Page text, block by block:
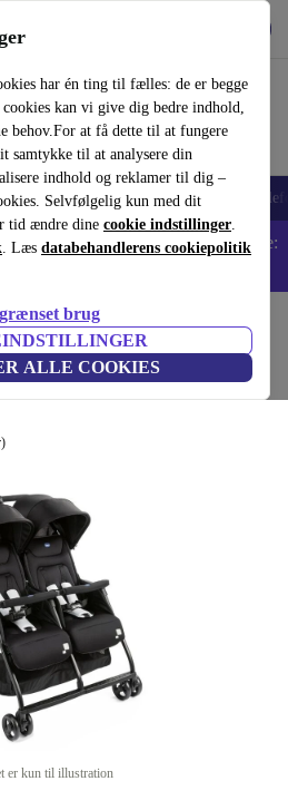
har én ting til fælles: de er begge
cookies kan vi give dig bedre indhold,
behov.For at få dette til at fungere
samtykke til at analysere din
indhold og reklamer til dig –
Selvfølgelig kun med dit
tid ændre dine cookie indstillinger.
. Læs databehandlerens cookiepolitik
brug
ALLE COOKIES
Smartwatches Tilbehør
og bærbare computere - Kode:
& Klapvogne
tvillingeklapvogn
er kun til illustration